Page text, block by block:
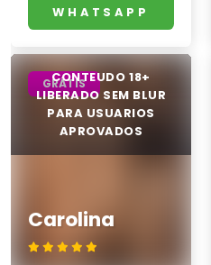
WHATSAPP
Carolina
GRÁTIS